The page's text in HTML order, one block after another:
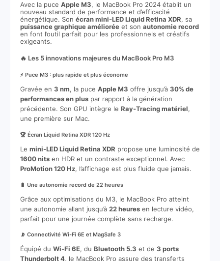
Avec la puce Apple M3, le MacBook Pro 2024 établit un
nouveau standard de performance et d’efficacité
énergétique. Son écran mini-LED Liquid Retina XDR, sa
puissance graphique amélioréeet son autonomie record
en font l’outil parfait pour les professionnels et créatifs
exigeants.
🔥 Les 5 innovations majeures du MacBook Pro M3
⚡ Puce M3 : plus rapide et plus économe
Gravée en 3 nm, la puce Apple M3 offre jusqu’à 30% de
performances en pluspar rapport à la génération
précédente. Son GPU intègre le Ray-Tracing matériel,
une première sur Mac.
🏆 Écran Liquid Retina XDR 120 Hz
Le mini-LED Liquid Retina XDR propose une luminosité de
1600 nitsen HDR et un contraste exceptionnel. Avec
ProMotion 120 Hz, l’affichage est plus fluide que jamais.
🔋 Une autonomie record de 22 heures
Grâce aux optimisations du M3, le MacBook Pro atteint
une autonomie allant jusqu’à 22 heuresen lecture vidéo,
parfait pour une journée complète sans recharge.
📡 Connectivité Wi-Fi 6E et MagSafe 3
Équipé du Wi-Fi 6E, du Bluetooth 5.3 et de 3 ports
Thunderbolt 4, le MacBook Pro assure des transferts